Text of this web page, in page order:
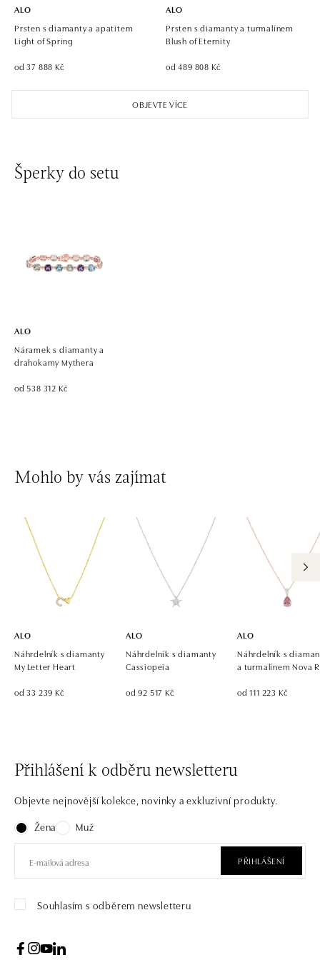
dnes otevřeno do 19:00
Einsteinova 18, 851 01 Bratislava
Ivanská cesta 16, 821 04 Bratislava
Pribinova 8, 811 09 Bratislava
OBJEVTE VÍCE
ALO
Prsten s diamanty a apatitem
Light of Spring
od 37 888 Kč
ALO
Prsten s diamanty a turmalínem
Blush of Eternity
od 489 808 Kč
Šperky do setu
ALO
Náramek s diamanty a
drahokamy Mythera
od 538 312 Kč
Mohlo by vás zajímat
ALO
Náhrdelník s diamanty
My Letter Heart
od 33 239 Kč
ALO
Náhrdelník s diamanty
Cassiopeia
od 92 517 Kč
ALO
Náhrdelník s
a turmalínem Nova
od 111 223 Kč
Přihlášení k odběru newsletteru
Objevte nejnovější kolekce, novinky a exkluzivní produkty.
Žena
Muž
PŘIHLÁŠENÍ
Souhlasím s odběrem newsletteru